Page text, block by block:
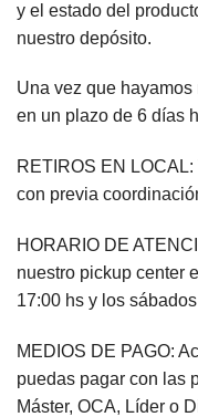
y el estado del
nuestro depósito.
Una vez que
en un plazo de 6 días
RETIROS EN
con previa
HORARIO DE
nuestro pickup center
17:00 hs y los
MEDIOS DE PAGO:
puedas pagar con las
Máster, OCA, Líder o